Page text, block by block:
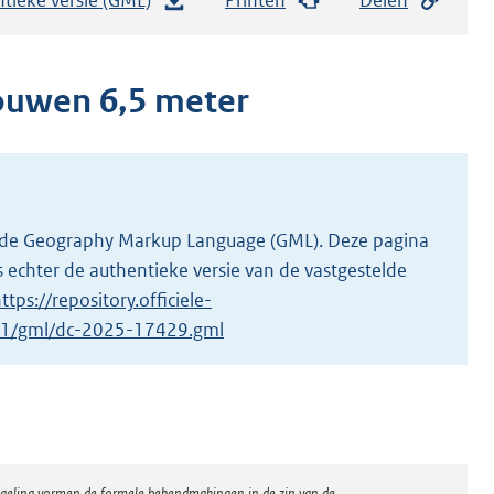
t
a
n
g
r
o
o
6,5 meter
Markup Language (GML). Deze pagina
de authentieke versie van de vastgestelde
repository.officiele-
gml/dc-2025-17429.gml